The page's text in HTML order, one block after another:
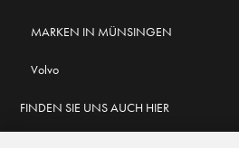
MARKEN IN MÜNSINGEN
Volvo
FINDEN SIE UNS AUCH HIER